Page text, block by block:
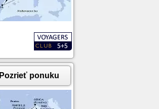
Pozrieť ponuku